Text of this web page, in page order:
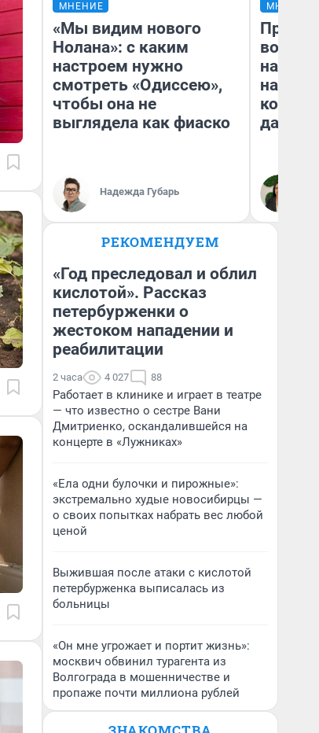
МНЕНИЕ
«Мы видим нового
Нолана»: с каким
настроем нужно
смотреть «Одиссею»,
чтобы она не
выглядела как фиаско
Надежда Губарь
МНЕНИЕ
нам
даже
РЕКОМЕНДУЕМ
«Год преследовал и облил
кислотой». Рассказ
петербурженки о
жестоком нападении и
реабилитации
2 часа 4 027 88
Работает в клинике и играет в театре
— что известно о сестре Вани
Дмитриенко, оскандалившейся на
концерте в «Лужниках»
«Ела одни булочки и пирожные»:
экстремально худые новосибирцы —
о своих попытках набрать вес любой
ценой
Выжившая после атаки с кислотой
петербурженка выписалась из
больницы
«Он мне угрожает и портит жизнь»:
москвич обвинил турагента из
Волгограда в мошенничестве и
пропаже почти миллиона рублей